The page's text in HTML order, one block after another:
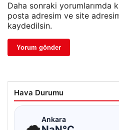
Daha sonraki yorumlarımda
posta adresim ve site
kaydedilsin.
Hava Durumu
☁Ankara